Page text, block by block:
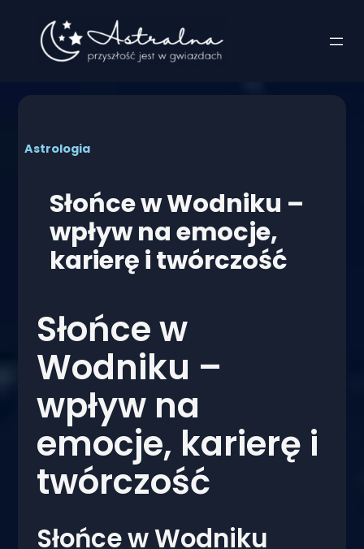
Astrologia
Słońce w Wodniku –
wpływ na emocje,
karierę i twórczość
Słońce w
Wodniku –
wpływ na
emocje, karierę i
twórczość
Słońce w Wodniku